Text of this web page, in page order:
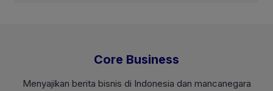
Core Business
Menyajikan berita bisnis di Indonesia dan mancanegara